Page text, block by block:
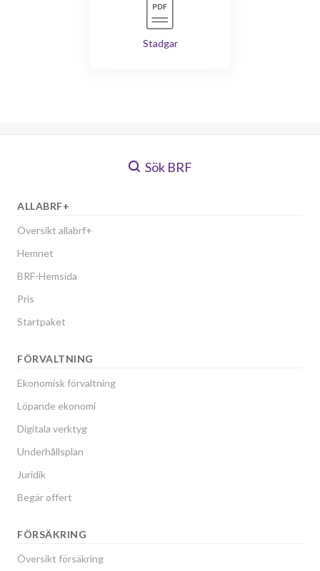
Stadgar
Sök BRF
ALLABRF+
Översikt allabrf+
Hemnet
BRF-Hemsida
Pris
Startpaket
FÖRVALTNING
Ekonomisk förvaltning
Löpande ekonomi
Digitala verktyg
Underhållsplan
Juridik
Begär offert
FÖRSÄKRING
Översikt försäkring